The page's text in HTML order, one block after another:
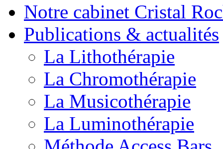
Notre cabinet Cristal
Publications & actualités
La Lithothérapie
La Chromothérapie
La Musicothérapie
La Luminothérapie